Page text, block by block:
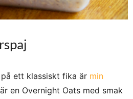
ett klassiskt fika är min
en Overnight Oats med smak